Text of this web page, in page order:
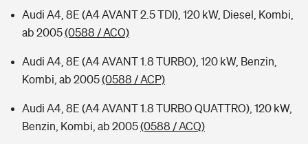
Audi A4, 8E (A4 AVANT 2.5 TDI), 120 kW, Diesel, Kombi,
ab 2005(0588 / ACO)
Audi A4, 8E (A4 AVANT 1.8 TURBO), 120 kW, Benzin,
Kombi, ab 2005(0588 / ACP)
Audi A4, 8E (A4 AVANT 1.8 TURBO QUATTRO), 120 kW,
Benzin, Kombi, ab 2005(0588 / ACQ)